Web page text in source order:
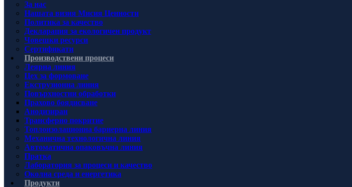
За нас
Нашата визия Мисия Ценности
Политика за качество
Декларация за екологичен продукт
Човешки ресурси
Сертификати
Производствени процеси
Леярна линия
Цех за формоване
Екструзионна линия
Повърхностни обработки
Прахово боядисване
Анодизиран
Трансферно покритие
Топлоизолационна бариерна линия
Механична технологична линия
Автоматична опаковъчна линия
Пратка
Лаборатория за процеси и качество
Околна среда и енергетика
Продукти